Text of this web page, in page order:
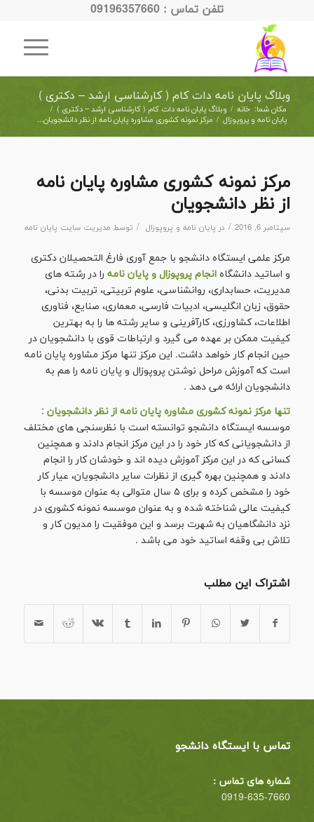
تلفن تماس : 09196357660
وبلاگ پایان نامه دات کام ( کارشناسی ارشد – دکتری )
مکان شما: خانه / وبلاگ پایان نامه دات کام ( کارشناسی ارشد – دکتری ) /
پایان نامه و پروپوزال / مرکز نمونه کشوری مشاوره پایان نامه از نظر دانشجویان...
مرکز نمونه کشوری مشاوره پایان نامه
از نظر دانشجویان
سپتامبر 6, 2016 / در پایان نامه و پروپوزال / توسط مدیریت سایت پایان نامه
مرکز علمی ایستگاه دانشجو با جمع آوری فارغ التحصیلان دکتری
و اساتید دانشگاه انجام پروپوزال و پایان نامهرا در رشته های
مدیریت، حسابداری، روانشناسی، علوم تربیتی، تربیت بدنی،
حقوق، زبان انگلیسی، ادبیات فارسی، معماری، صنایع، فناوری
اطلاعات، کشاورزی، کارآفرینی و سایر رشته ها را به بهترین
کیفیت ممکن بر عهده می گیرد و ارتباطات قوی با دانشجویان در
حین انجام کار خواهد داشت. این مرکز تنها مرکز مشاوره پایان نامه
است که آموزش مراحل نوشتن پروپوزال و پایان نامه را هم به
دانشجویان ارائه می دهد .
تنها مرکز نمونه کشوری مشاوره پایان نامه از نظر دانشجویان :
موسسه ایستگاه دانشجو توانسته است با نظرسنجی های مختلف
از دانشجویانی که کار خود را در این مرکز انجام دادند و همچنین
کسانی که در این مرکز آموزش دیده اند و خودشان کار را انجام
دادند و همچنین بهره گیری از نظرات سایر دانشجویان، عیار کار
خود را مشخص کرده و برای ۵ سال متوالی به عنوان موسسه با
کیفیت عالی شناخته شده و به عنوان موسسه نمونه کشوری در
نزد دانشگاهیان به شهرت برسد و این موفقیت را مدیون کار و
تلاش بی وقفه اساتید خود می باشد .
اشتراک این مطلب
تماس با ایستگاه دانشجو
شماره های تماس :
0919-635-7660